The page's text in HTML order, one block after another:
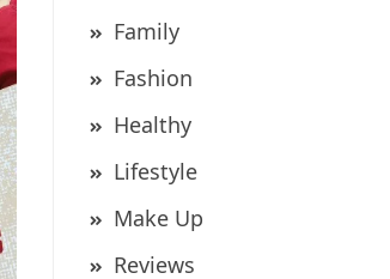
Family
Fashion
Healthy
Lifestyle
Make Up
Reviews